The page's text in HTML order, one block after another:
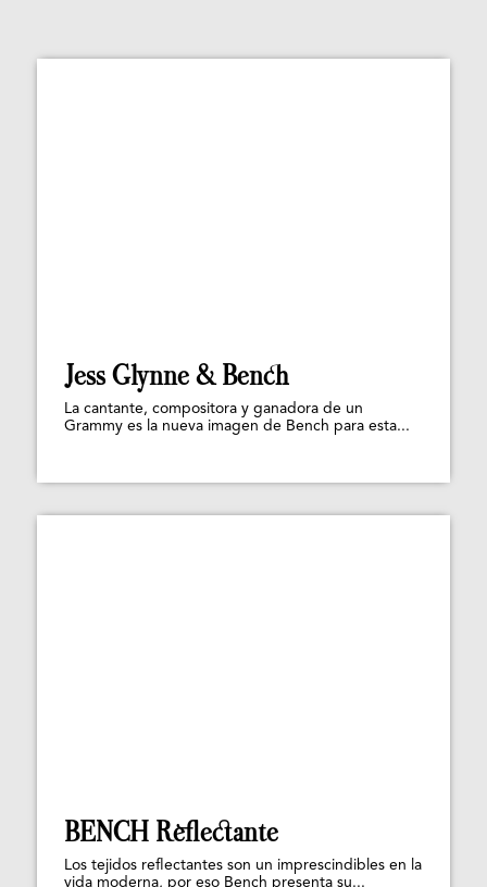
Jess Glynne & Bench
La cantante, compositora y ganadora de un
Grammy es la nueva imagen de Bench para esta...
BENCH Reflectante
Los tejidos reflectantes son un imprescindibles en la
vida moderna, por eso Bench presenta su...